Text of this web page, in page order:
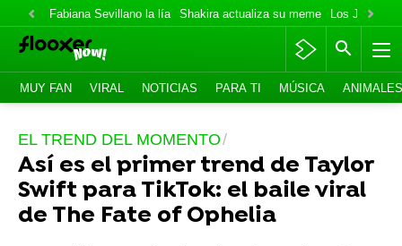
Fabiana Sevillano la lía Shakira actualiza su meme Los Jonas
MUY FAN VIRAL NOTICIAS PARA TI MÚSICA ANIMALES
EL TREND DEL MOMENTO
Así es el primer trend de Taylor
Swift para TikTok: el baile viral
de The Fate of Ophelia